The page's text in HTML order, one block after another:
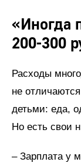
«Иногда
200-300
Расходы
не
детьми: еда,
Но есть свои
– Зарплата у